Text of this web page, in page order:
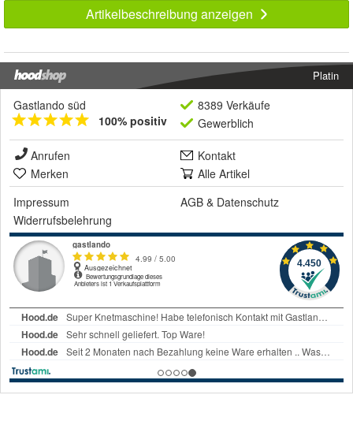
Artikelbeschreibung anzeigen
Platin
Gastlando süd
100% positiv
8389 Verkäufe
Gewerblich
Anrufen
Kontakt
Merken
Alle Artikel
Impressum
AGB & Datenschutz
Widerrufsbelehrung